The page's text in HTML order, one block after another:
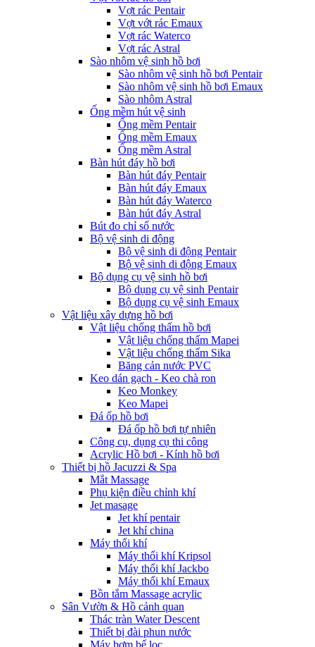
Vợt rác Pentair
Vợt vớt rác Emaux
Vợt rác Waterco
Vợt rác Astral
Sào nhôm vệ sinh hồ bơi
Sào nhôm vệ sinh hồ bơi Pentair
Sào nhôm vệ sinh hồ bơi Emaux
Sào nhôm Astral
Ống mềm hút vệ sinh
Ống mềm Pentair
Ống mềm Emaux
Ống mềm Astral
Bàn hút đáy hồ bơi
Bàn hút đáy Pentair
Bàn hút đáy Emaux
Bàn hút đáy Waterco
Bàn hút đáy Astral
Bút đo chỉ số nước
Bộ vệ sinh di động
Bộ vệ sinh di động Pentair
Bộ vệ sinh di động Emaux
Bộ dụng cụ vệ sinh hồ bơi
Bộ dụng cụ vệ sinh Pentair
Bộ dụng cụ vệ sinh Emaux
Vật liệu xây dựng hồ bơi
Vật liệu chống thấm hồ bơi
Vật liệu chống thấm Mapei
Vật liệu chống thấm Sika
Băng cản nước PVC
Keo dán gạch - Keo chà ron
Keo Monkey
Keo Mapei
Đá ốp hồ bơi
Đá ốp hồ bơi tự nhiên
Công cụ, dụng cụ thi công
Acrylic Hồ bơi - Kính hồ bơi
Thiết bị hồ Jacuzzi & Spa
Mắt Massage
Phụ kiện điều chỉnh khí
Jet masage
Jet khí pentair
Jet khí china
Máy thổi khí
Máy thổi khí Kripsol
Máy thổi khí Jackbo
Máy thổi khí Emaux
Bồn tắm Massage acrylic
Sân Vườn & Hồ cảnh quan
Thác tràn Water Descent
Thiết bị đài phun nước
Máy bơm bể lọc